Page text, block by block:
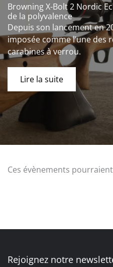
Browning X-Bolt 2 Nordic
de la polyvalence
Depuis son lancement en
imposée comme l’une des
carabines à verrou.
Lire la suite
Ces évènements
Rejoignez notre